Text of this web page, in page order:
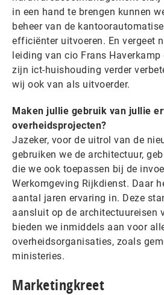
in een hand te brengen kunnen
beheer van de
efficiënter uitvoeren. En vergeet
leiding van cio Frans
zijn ict-huishouding verder
wij ook van als uitvoerder.
Maken jullie gebruik van jullie
overheidsprojecten?
Jazeker, voor de uitrol van de
gebruiken we de architectuur,
die we ook toepassen bij de
Werkomgeving Rijkdienst. Daar
aantal jaren ervaring in. Deze
aansluit op de architectuureisen
bieden we inmiddels aan voor
overheidsorganisaties, zoals
ministeries.
Marketingkreet